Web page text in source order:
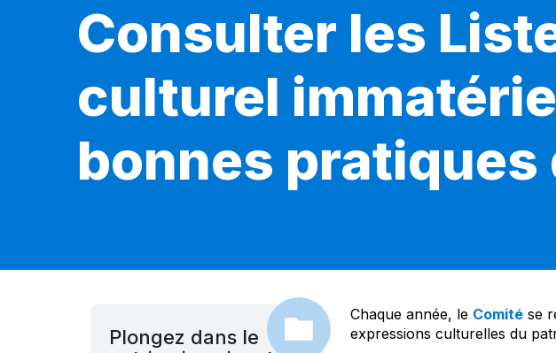
Consulter les
culturel
bonnes pratiques
Plongez dans le
Chaque année, le Comitése
expressions culturelles du